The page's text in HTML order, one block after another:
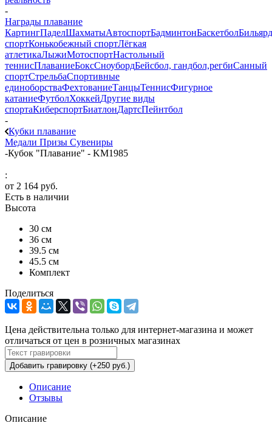
-
Награды плавание
КартингПаделШахматыАвтоспортБадминтонБаскетболБильярд
спортКонькобежный спортЛёгкая
атлетикаЛыжиМотоспортНастольный
теннисПлаваниеБоксСноубордБейсбол, гандбол,регбиСанный
спортСтрельбаСпортивные
единоборстваФехтованиеТанцыТеннисФигурное
катаниеФутболХоккейДругие виды
спортаКиберспортБиатлонДартсПейнтбол
-
Кубки плавание
Медали Призы Сувениры
-Кубок "Плавание" - KM1985
:
от 2 164 руб.
Есть в наличии
Высота
30 см
36 см
39.5 см
45.5 см
Комплект
Поделиться
Цена действительна только для интернет-магазина и может
отличаться от цен в розничных магазинах
Добавить гравировку (+250 руб.)
Описание
Отзывы
Описание